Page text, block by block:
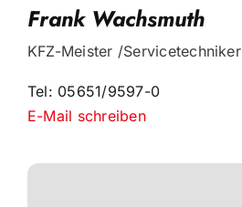
Frank Wachsmuth
KFZ-Meister /Servicetechniker
Tel: 05651/9597-0
E-Mail schreiben